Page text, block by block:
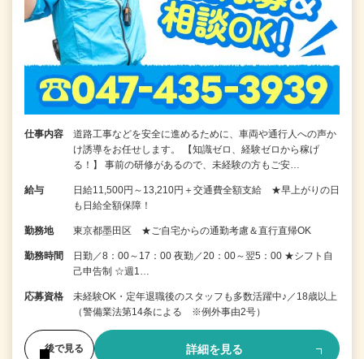
仕事内容
道路工事などを安全に進めるために、車両や通行人への声か
け誘導をお任せします。 【知識ゼロ、経験ゼロから稼げ
る！】 事前の研修があるので、未経験の方もご安…
給与
日給11,500円～13,210円＋交通費全額支給 ★早上がりの日
も日給全額保障！
勤務地 東京都墨田区 ★ご自宅からの通勤考慮＆直行直帰OK
勤務時間
日勤／8：00～17：00 夜勤／20：00～翌5：00 ★シフト自
己申告制 ☆週1…
応募資格
未経験OK・定年退職後のスタッフも多数活躍中♪／18歳以上
（警備業法第14条による ※例外事由2号）
後で見る 詳細を見る